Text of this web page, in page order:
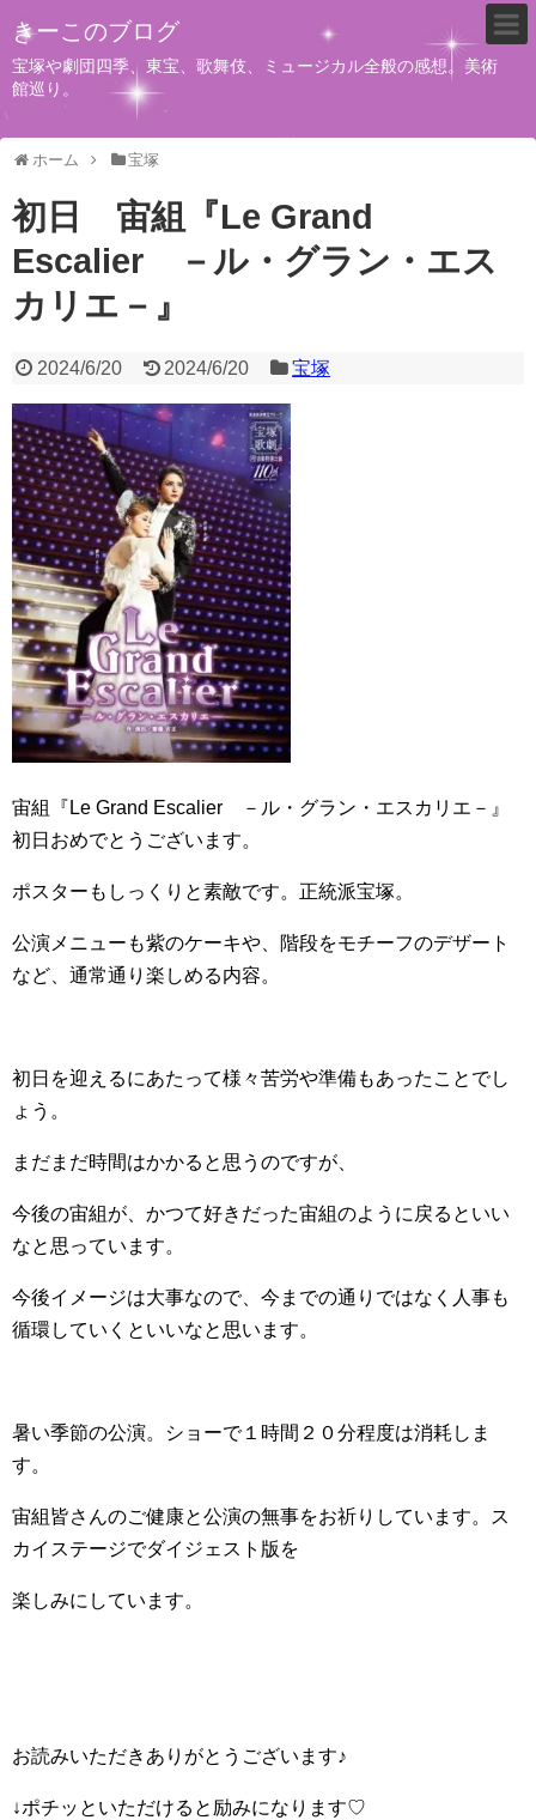
きーこのブログ
宝塚や劇団四季、東宝、歌舞伎、ミュージカル全般の感想。美術
館巡り。
ホーム 宝塚
初日 宙組『Le Grand
Escalier －ル・グラン・エス
カリエ－』
2024/6/20 2024/6/20 宝塚
宙組『Le Grand Escalier －ル・グラン・エスカリエ－』
初日おめでとうございます。
ポスターもしっくりと素敵です。正統派宝塚。
公演メニューも紫のケーキや、階段をモチーフのデザート
など、通常通り楽しめる内容。
初日を迎えるにあたって様々苦労や準備もあったことでし
ょう。
まだまだ時間はかかると思うのですが、
今後の宙組が、かつて好きだった宙組のように戻るといい
なと思っています。
今後イメージは大事なので、今までの通りではなく人事も
循環していくといいなと思います。
暑い季節の公演。ショーで１時間２０分程度は消耗しま
す。
宙組皆さんのご健康と公演の無事をお祈りしています。ス
カイステージでダイジェスト版を
楽しみにしています。
お読みいただきありがとうございます♪
↓ポチッといただけると励みになります♡